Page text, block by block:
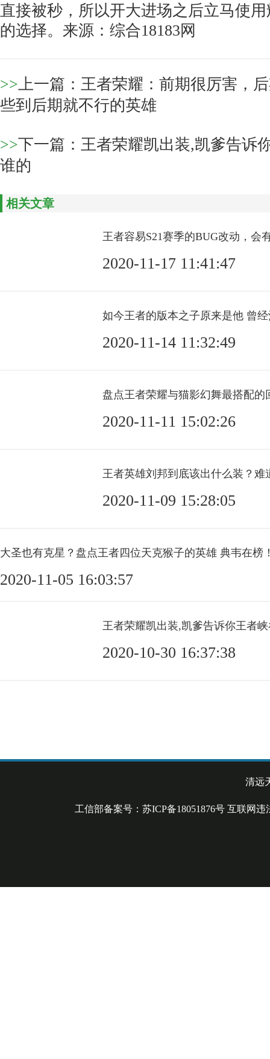
直接被秒，所以开大进场之后立马使
的选择。来源：综合18183网
>>上一篇： 王者荣耀：前期很厉害，
些到后期就不行的英雄
>>下一篇： 王者荣耀凯出装,凯爹告诉
谁的
相关文章
王者容易S21赛季的BUG改动，会
2020-11-17 11:41:47
2020-11-14 11:32:49
2020-11-11 15:02:26
2020-11-09 15:28:05
大圣也有克星？盘点王者四位天克猴子的英雄 典韦在榜
2020-11-05 16:03:57
王者荣耀凯出装,凯爹告诉你王者
2020-10-30 16:37:38
清远
工信部备案号：苏ICP备18051876号 互联网